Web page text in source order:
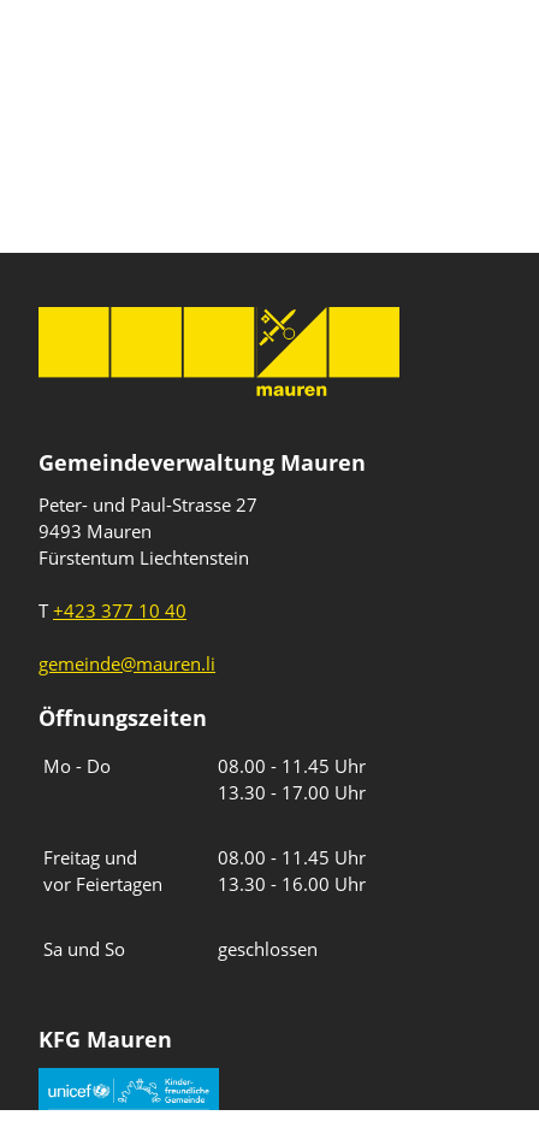
Gemeindeverwaltung Mauren
Peter- und Paul-Strasse 27
9493 Mauren
Fürstentum Liechtenstein
T+423 377 10 40
gemeinde@mauren.li
Öffnungszeiten
Mo - Do
08.00 - 11.45 Uhr
13.30 - 17.00 Uhr
Freitag und
vor Feiertagen
08.00 - 11.45 Uhr
13.30 - 16.00 Uhr
Sa und So geschlossen
KFG Mauren